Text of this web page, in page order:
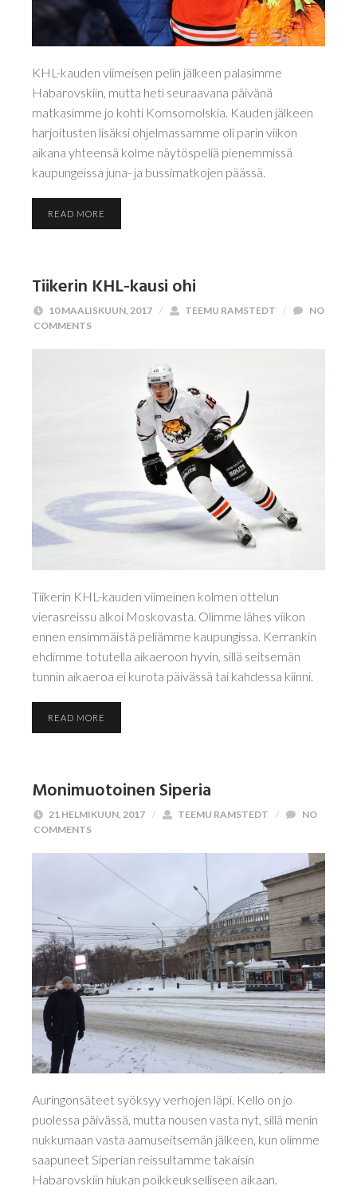
KHL-kauden viimeisen pelin jälkeen palasimme
Habarovskiin, mutta heti seuraavana päivänä
matkasimme jo kohti Komsomolskia. Kauden jälkeen
harjoitusten lisäksi ohjelmassamme oli parin viikon
aikana yhteensä kolme näytöspeliä pienemmissä
kaupungeissa juna- ja bussimatkojen päässä.
READ MORE
Tiikerin KHL-kausi ohi
10 MAALISKUUN, 2017 / TEEMU RAMSTEDT /
NO
COMMENTS
Tiikerin KHL-kauden viimeinen kolmen ottelun
vierasreissu alkoi Moskovasta. Olimme lähes viikon
ennen ensimmäistä peliämme kaupungissa. Kerrankin
ehdimme totutella aikaeroon hyvin, sillä seitsemän
tunnin aikaeroa ei kurota päivässä tai kahdessa kiinni.
READ MORE
Monimuotoinen Siperia
21 HELMIKUUN, 2017 / TEEMU RAMSTEDT /
NO
COMMENTS
Auringonsäteet syöksyy verhojen läpi. Kello on jo
puolessa päivässä, mutta nousen vasta nyt, sillä menin
nukkumaan vasta aamuseitsemän jälkeen, kun olimme
saapuneet Siperian reissultamme takaisin
Habarovskiin hiukan poikkeukselliseen aikaan.